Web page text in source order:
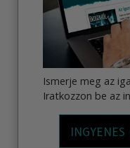
Ismerje meg az
Iratkozzon be az